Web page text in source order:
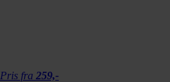
Pris fra 259,-